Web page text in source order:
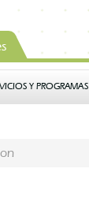
Y PROGRAMAS